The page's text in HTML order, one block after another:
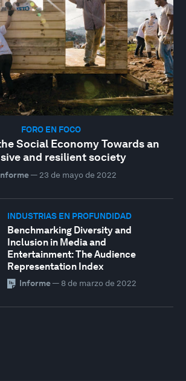
FORO EN FOCO
Social Economy Towards an
and resilient society
— 23 de mayo de 2022
INDUSTRIAS EN PROFUNDIDAD
Benchmarking Diversity and
Inclusion in Media and
Entertainment: The Audience
Representation Index
Informe— 8 de marzo de 2022